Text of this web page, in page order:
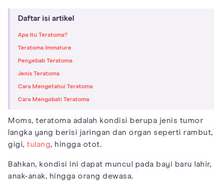
Daftar isi artikel
Apa Itu Teratoma?
Teratoma Immature
Penyebab Teratoma
Jenis Teratoma
Cara Mengetahui Teratoma
Cara Mengobati Teratoma
Moms, teratoma adalah kondisi berupa jenis tumor
langka yang berisi jaringan dan organ seperti rambut,
gigi, tulang, hingga otot.
Bahkan, kondisi ini dapat muncul pada bayi baru lahir,
anak-anak, hingga orang dewasa.